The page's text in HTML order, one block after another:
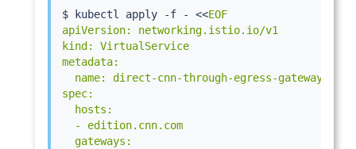
      portLevelSettings:
      - port:
          number: 80
        tls:
          mode: ISTIO_MUTUAL
          sni: edition.cnn.com
EOF
$ kubectl apply -f - <<EOF
apiVersion: networking.istio.io/v1
kind: VirtualService
metadata:
  name: direct-cnn-through-egress-gateway
spec:
  hosts:
  - edition.cnn.com
  gateways: